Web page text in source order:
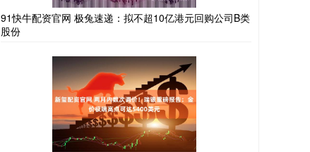
91快牛配资官网 极兔速递：拟不超10亿港元回购公司B类
股份